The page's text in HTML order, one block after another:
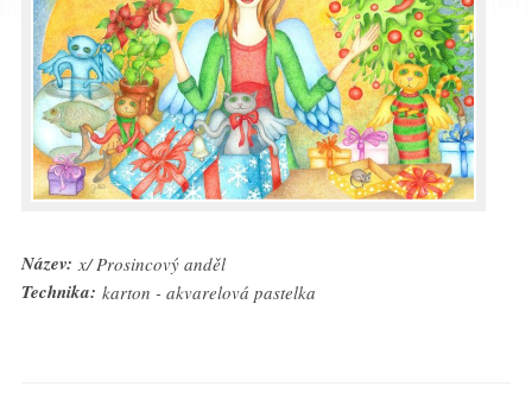
Název: x/ Prosincový anděl
Technika: karton - akvarelová pastelka